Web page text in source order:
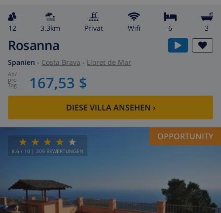
12 3.3km Privat wifi 6 3
Rosanna
Spanien - Costa Brava - Lloret de Mar
ab/
pro
Tag 167,53 $
DIESE VILLA ANSEHEN ›
8.6 / 10 | 209 BEWERTUNGEN
OPPORTUNITY